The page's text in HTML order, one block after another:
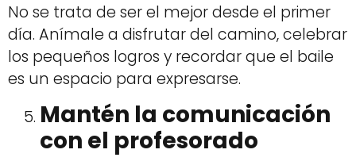
No se trata de ser el mejor desde el primer
día. Anímale a disfrutar del camino, celebrar
los pequeños logros y recordar que el baile
es un espacio para expresarse.
Mantén la comunicación
con el profesorado